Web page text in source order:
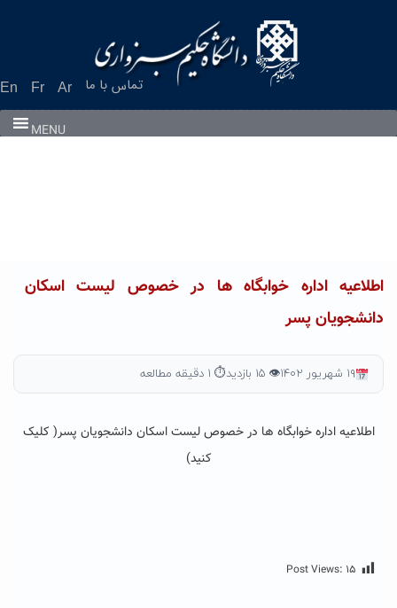
En Fr Ar تماس با ما
MENU
اطلاعیه اداره خوابگاه ها در خصوص لیست اسکان
دانشجویان پسر
۱۹ شهریور ۱۴۰۲ 👁 ۱۵ بازدید ⏱ ۱ دقیقه مطالعه
اطلاعیه اداره خوابگاه ها در خصوص لیست اسکان دانشجویان پسر( کلیک
کنید)
Post Views: ۱۵